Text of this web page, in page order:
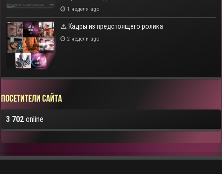
1 неделя ago
⚠️ Кадры из предстоящего ролика
2 недели ago
Посетители сайта
3 702 online